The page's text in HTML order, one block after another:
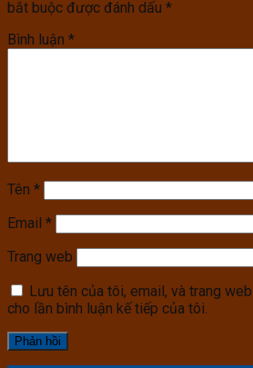
bắt buộc được đánh dấu *
Bình luận *
Tên *
Email *
Trang web
Lưu tên của tôi, email, và trang
cho lần bình luận kế tiếp của tôi.